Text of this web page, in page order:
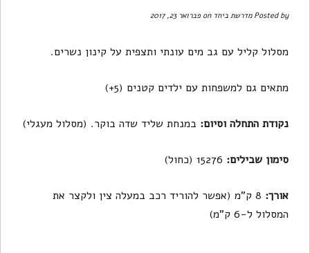
Posted by מדרשת ביחד on פברואר 23, 2017
מסלול קליל עם גב מים עונתי ותצפית על קינון נשרים.
מתאים גם למשפחות עם ילדים קטנים (5+)
נקודת התחלה וסיום: במנחת שליד שדה בוקר. (מסלול מעגלי)
סימון שבילים: 15276 (כחול)
אורך:
8 ק"מ (אפשר להוריד רכב במעלה צין ולקצר את
המסלול ל-6 ק"מ)